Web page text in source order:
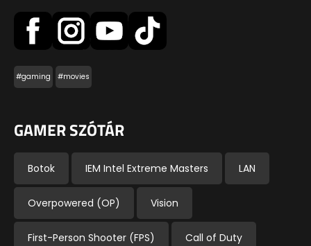
#gaming #movies
GAMER SZÓTÁR
Botok IEM Intel Extreme Masters LAN
Overpowered (OP) Vision
First-Person Shooter (FPS) Call of Duty